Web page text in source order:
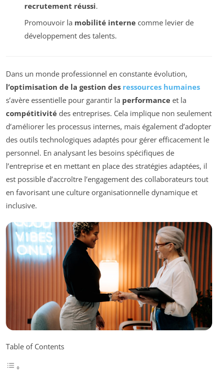
recrutement réussi.
Promouvoir la mobilité internecomme levier de
développement des talents.
Dans un monde professionnel en constante évolution,
l’optimisation de la gestion des ressources humaines
s’avère essentielle pour garantir la performance et la
compétitivité des entreprises. Cela implique non seulement
d’améliorer les processus internes, mais également d’adopter
des outils technologiques adaptés pour gérer efficacement le
personnel. En analysant les besoins spécifiques de
l’entreprise et en mettant en place des stratégies adaptées, il
est possible d’accroître l’engagement des collaborateurs tout
en favorisant une culture organisationnelle dynamique et
inclusive.
Table of Contents